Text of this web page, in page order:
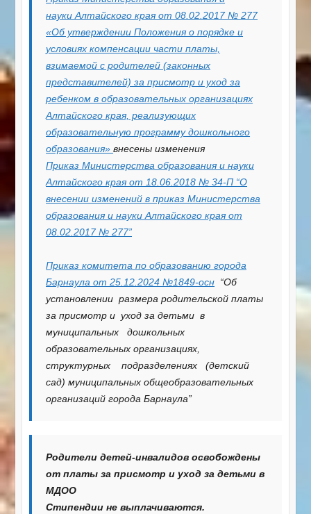
науки Алтайского края от 08.02.2017 № 277
«Об утверждении Положения о порядке и
условиях компенсации части платы,
взимаемой с родителей (законных
представителей) за присмотр и уход за
ребенком в образовательных организациях
Алтайского края, реализующих
образовательную программу дошкольного
образования»внесены изменения
Приказ Министерства образования и науки
Алтайского края от 18.06.2018 № 34-П “О
внесении изменений в приказ Министерства
образования и науки Алтайского края от
08.02.2017 № 277”
Приказ комитета по образованию города
Барнаула от 25.12.2024 №1849-осн “Об
установлении размера родительской платы
за присмотр и уход за детьми в
муниципальных дошкольных
образовательных организациях,
структурных подразделениях (детский
сад) муниципальных общеобразовательных
организаций города Барнаула”
Родители детей-инвалидов освобождены
от платы за присмотр и уход за детьми в
МДОО
Стипендии не выплачиваются.